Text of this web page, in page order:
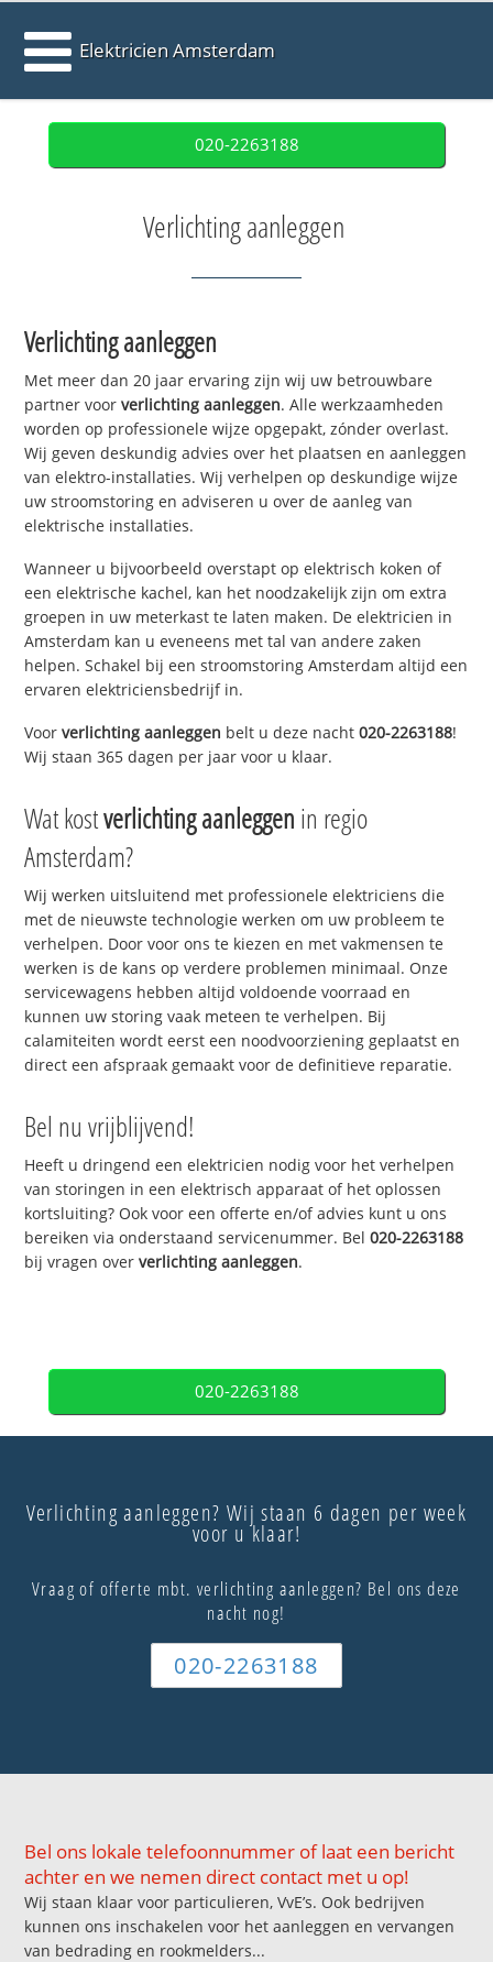
Elektricien Amsterdam
020-2263188
Verlichting aanleggen
Verlichting aanleggen
Met meer dan 20 jaar ervaring zijn wij uw betrouwbare
partner voorverlichting aanleggen. Alle werkzaamheden
worden op professionele wijze opgepakt, zónder overlast.
Wij geven deskundig advies over het plaatsen en aanleggen
van elektro-installaties. Wij verhelpen op deskundige wijze
uw stroomstoring en adviseren u over de aanleg van
elektrische installaties.
Wanneer u bijvoorbeeld overstapt op elektrisch koken of
een elektrische kachel, kan het noodzakelijk zijn om extra
groepen in uw meterkast te laten maken. De elektricien in
Amsterdam kan u eveneens met tal van andere zaken
helpen. Schakel bij een stroomstoring Amsterdam altijd een
ervaren elektriciensbedrijf in.
Voorverlichting aanleggen belt u deze nacht020-2263188!
Wij staan 365 dagen per jaar voor u klaar.
Wat kostverlichting aanleggen in regio
Amsterdam?
Wij werken uitsluitend met professionele elektriciens die
met de nieuwste technologie werken om uw probleem te
verhelpen. Door voor ons te kiezen en met vakmensen te
werken is de kans op verdere problemen minimaal. Onze
servicewagens hebben altijd voldoende voorraad en
kunnen uw storing vaak meteen te verhelpen. Bij
calamiteiten wordt eerst een noodvoorziening geplaatst en
direct een afspraak gemaakt voor de definitieve reparatie.
Bel nu vrijblijvend!
Heeft u dringend een elektricien nodig voor het verhelpen
van storingen in een elektrisch apparaat of het oplossen
kortsluiting? Ook voor een offerte en/of advies kunt u ons
bereiken via onderstaand servicenummer. Bel020-2263188
bij vragen oververlichting aanleggen.
020-2263188
Verlichting aanleggen? Wij staan 6 dagen per week
voor u klaar!
Vraag of offerte mbt. verlichting aanleggen? Bel ons deze
nacht nog!
020-2263188
Bel ons lokale telefoonnummer of laat een bericht
achter en we nemen direct contact met u op!
Wij staan klaar voor particulieren, VvE’s. Ook bedrijven
kunnen ons inschakelen voor het aanleggen en vervangen
van bedrading en rookmelders...